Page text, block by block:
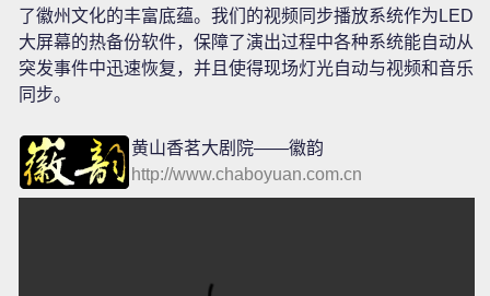
了徽州文化的丰富底蕴。我们的视频同步播放系统作为LED
大屏幕的热备份软件，保障了演出过程中各种系统能自动从
突发事件中迅速恢复，并且使得现场灯光自动与视频和音乐
同步。
黄山香茗大剧院——徽韵
http://www.chaboyuan.com.cn